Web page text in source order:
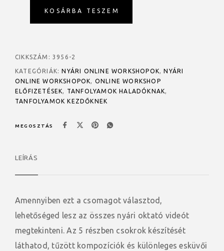
KOSÁRBA TESZEM
CIKKSZÁM: 3956-2
KATEGÓRIÁK: NYÁRI ONLINE WORKSHOPOK,
NYÁRI
ONLINE WORKSHOPOK, ONLINE WORKSHOP
ELŐFIZETÉSEK, TANFOLYAMOK HALADÓKNAK,
TANFOLYAMOK KEZDŐKNEK
MEGOSZTÁS
LEÍRÁS
Amennyiben ezt a csomagot választod,
lehetőséged lesz az összes nyári oktató videót
megtekinteni. Az 5 részben csokrok készítését
láthatod, tűzött kompozíciók és különleges esküvői